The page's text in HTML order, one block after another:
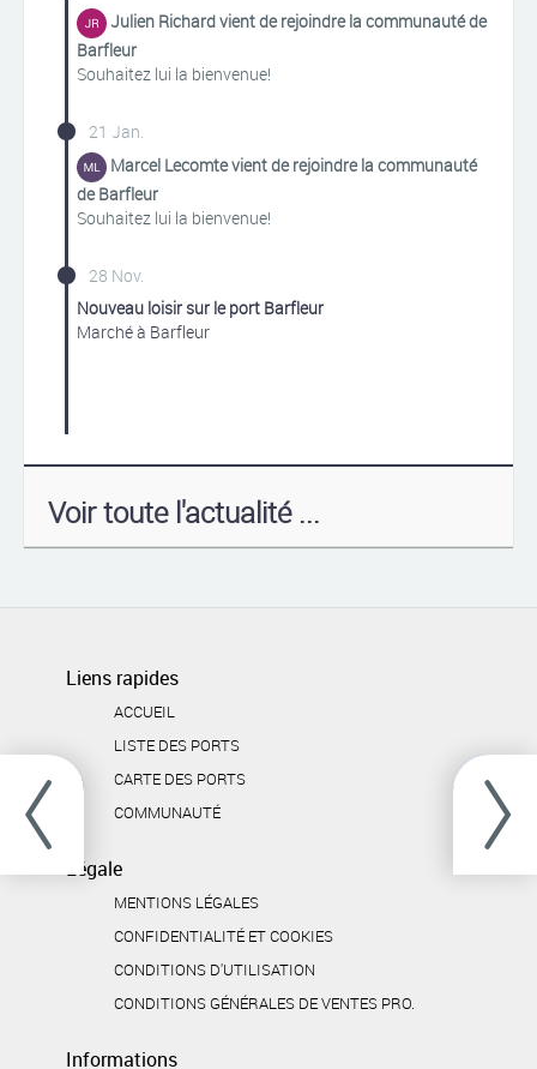
Julien Richard vient de rejoindre la communauté de
Barfleur
Souhaitez lui la bienvenue!
21 Jan.
Marcel Lecomte vient de rejoindre la communauté
de Barfleur
Souhaitez lui la bienvenue!
28 Nov.
Nouveau loisir sur le port Barfleur
Marché à Barfleur
Voir toute l'actualité ...
Liens rapides
ACCUEIL
LISTE DES PORTS
CARTE DES PORTS
COMMUNAUTÉ
Légale
MENTIONS LÉGALES
CONFIDENTIALITÉ ET COOKIES
CONDITIONS D'UTILISATION
CONDITIONS GÉNÉRALES DE VENTES PRO.
Informations